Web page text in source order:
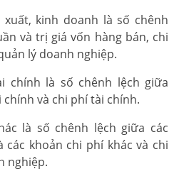
kinh doanh là số chênh
và trị giá vốn hàng bán, chi
lý doanh nghiệp.
chính là số chênh lệch giữa
và chi phí tài chính.
là số chênh lệch giữa các
các khoản chi phí khác và chi
nghiệp.